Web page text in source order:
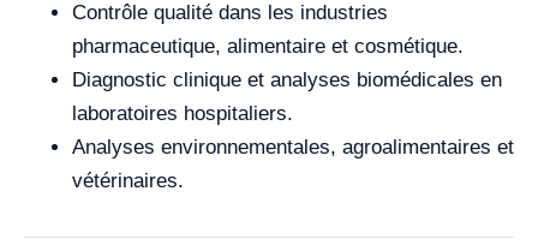
Contrôle qualité dans les industries
pharmaceutique, alimentaire et cosmétique.
Diagnostic clinique et analyses biomédicales en
laboratoires hospitaliers.
Analyses environnementales, agroalimentaires et
vétérinaires.